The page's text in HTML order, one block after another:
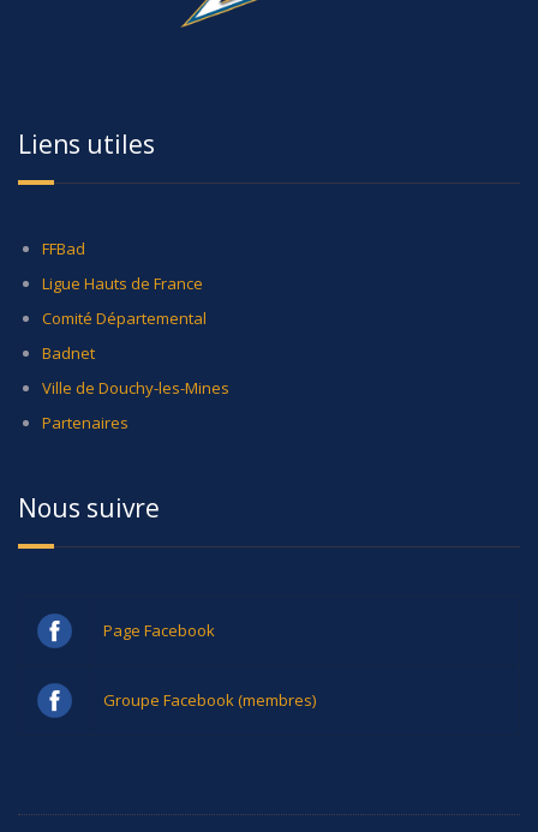
Liens utiles
FFBad
Ligue Hauts de France
Comité Départemental
Badnet
Ville de Douchy-les-Mines
Partenaires
Nous suivre
Page Facebook
Groupe Facebook (membres)